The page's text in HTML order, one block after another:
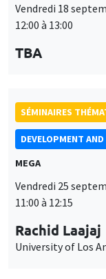
Vendredi 18
12:00 à 13:00
TBA
SÉMINAIRES
DEVELOPMENT
MEGA
Vendredi 25
11:00 à 12:15
Rachid Laajaj
University of Los